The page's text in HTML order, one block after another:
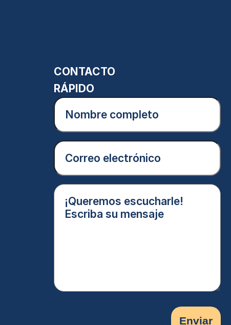
CONTACTO
RÁPIDO
Nombre
completo
(Obligatorio)
Correo
electrónico
(Obligatorio)
¡Queremos
escucharle!
Escriba